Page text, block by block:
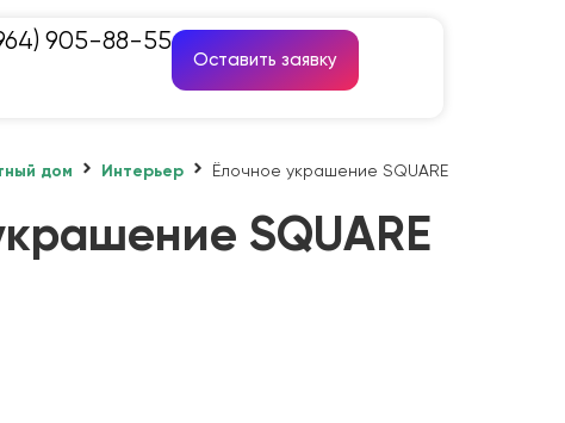
905-88-55
Оставить заявку
дом Интерьер Ёлочное украшение SQUARE
SQUARE